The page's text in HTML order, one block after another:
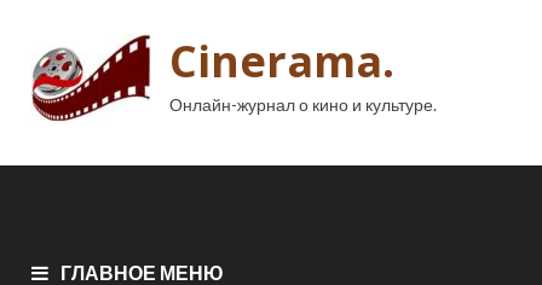
Cinerama.
Онлайн-журнал о кино и культуре.
ГЛАВНОЕ МЕНЮ